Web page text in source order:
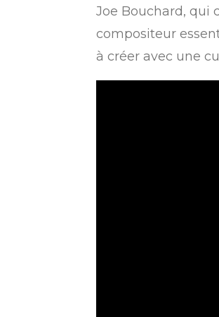
Joe Bouchard, qui
compositeur
à créer avec une